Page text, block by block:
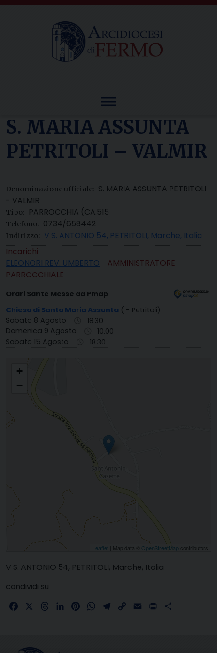
Skip
S. MARIA ASSUNTA
PETRITOLI – VALMIR
Denominazione ufficiale:
S. MARIA ASSUNTA PETRITOLI
- VALMIR
Tipo: PARROCCHIA (CA.515
Telefono: 0734/658442
Indirizzo:
V S. ANTONIO 54, PETRITOLI, Marche, Italia
Incarichi
ELEONORI REV. UMBERTO
AMMINISTRATORE
PARROCCHIALE
Orari Sante Messe da Pmap
Chiesa di Santa Maria Assunta ( - Petritoli)
Sabato 8 Agosto
18.30
Domenica 9 Agosto
10.00
Sabato 15 Agosto
18.30
S. MARIA ASSUNTA PETRITOLI - VALMIR
+
−
Leaflet | Map data © OpenStreetMap contributors
V S. ANTONIO 54, PETRITOLI, Marche, Italia
condividi su
FacebookThreadsLinkedInPinterestWhatsApp
Telegram
Copy Email Print